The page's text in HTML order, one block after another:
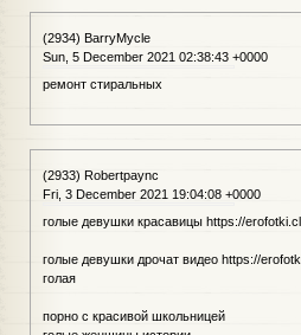
(2934) BarryMycle
Sun, 5 December 2021 02:38:43 +0000
ремонт стиральных
(2933) Robertpaync
Fri, 3 December 2021 19:04:08 +0000
голые девушки красавицы https://
голые девушки дрочат видео https://
голая
порно с красивой школьницей